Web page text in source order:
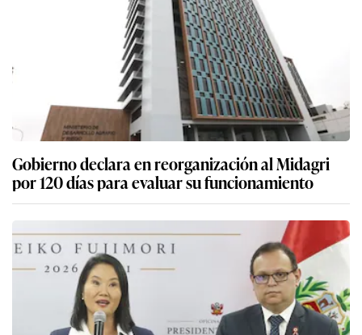
Gobierno declara en reorganización al Midagri
por 120 días para evaluar su funcionamiento